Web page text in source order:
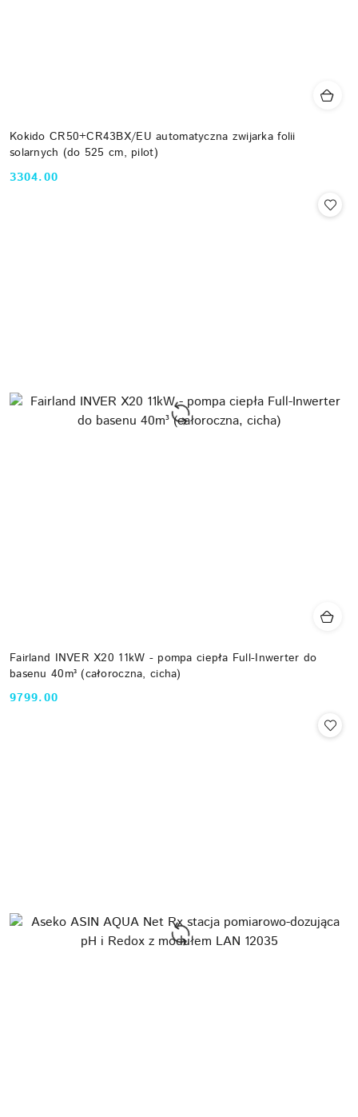
Kokido CR50+CR43BX/EU automatyczna zwijarka folii
solarnych (do 525 cm, pilot)
Cena:
3304.00
Fairland INVER X20 11kW - pompa ciepła Full-Inwerter do
basenu 40m³ (całoroczna, cicha)
Cena:
9799.00